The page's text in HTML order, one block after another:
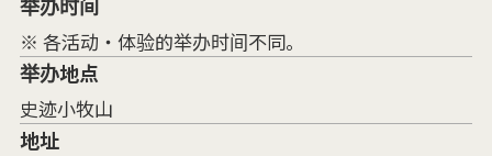
举办时间
※ 各活动・体验的举办时间不同。
举办地点
史迹小牧山
地址